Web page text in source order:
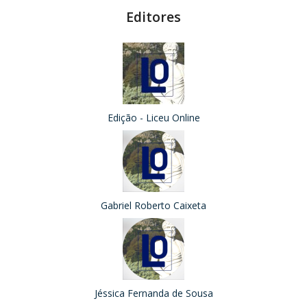
Editores
Edição - Liceu Online
Gabriel Roberto Caixeta
Jéssica Fernanda de Sousa